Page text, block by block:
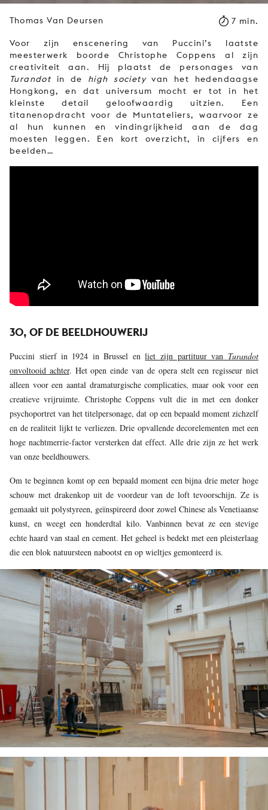
Thomas Van Deursen 7 min.
Voor zijn enscenering van Puccini’s laatste
meesterwerk boorde Christophe Coppens al zijn
creativiteit aan. Hij plaatst de personages van
Turandotin de high societyvan het hedendaagse
Hongkong, en dat universum mocht er tot in het
kleinste detail geloofwaardig uitzien. Een
titanenopdracht voor de Muntateliers, waarvoor ze
al hun kunnen en vindingrijkheid aan de dag
moesten leggen. Een kort overzicht, in cijfers en
beelden…
30, OF DE BEELDHOUWERIJ
Puccini stierf in 1924 in Brussel enliet zijn partituur van Turandot
onvoltooid achter. Het open einde van de opera stelt een regisseur niet
alleen voor een aantal dramaturgische complicaties, maar ook voor een
creatieve vrijruimte. Christophe Coppens vult die in met een donker
psychoportret van het titelpersonage, dat op een bepaald moment zichzelf
en de realiteit lijkt te verliezen. Drie opvallende decorelementen met een
hoge nachtmerrie-factor versterken dat effect. Alle drie zijn ze het werk
van onze beeldhouwers.
Om te beginnen komt op een bepaald moment een bijna drie meter hoge
schouw met drakenkop uit de voordeur van de loft tevoorschijn. Ze is
gemaakt uit polystyreen, geïnspireerd door zowel Chinese als Venetiaanse
kunst, en weegt een honderdtal kilo. Vanbinnen bevat ze een stevige
echte haard van staal en cement. Het geheel is bedekt met een pleisterlaag
die een blok natuursteen nabootst en op wieltjes gemonteerd is.